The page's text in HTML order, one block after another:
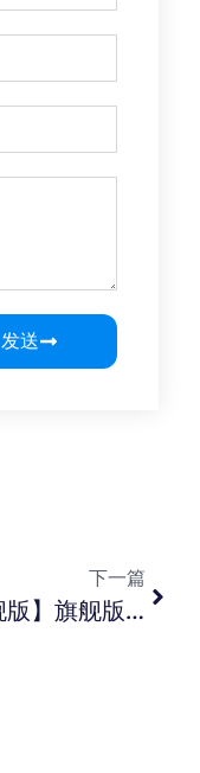
发送
下一篇
【旗舰版】旗舰版生产任务单下推生产领料单， 已经领过的物料还是显示在单据上面？【专业版】专业版销售出库可否一张凭证上既有成本又有收入？【标准版】标准版工资数据输入的过滤界面中会计期间下期为灰显？